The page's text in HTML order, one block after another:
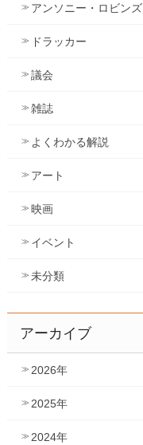
アンソニー・ロビンズ
ドラッカー
議会
雑誌
よくわかる解説
アート
映画
イベント
未分類
アーカイブ
2026年
2025年
2024年